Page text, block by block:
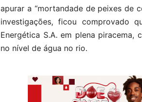
apurar a “mortandade de peixes de
investigações, ficou comprovado
Energética S.A. em plena piracema,
no nível de água no rio.